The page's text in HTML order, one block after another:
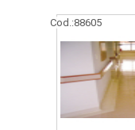
Cod.:88605